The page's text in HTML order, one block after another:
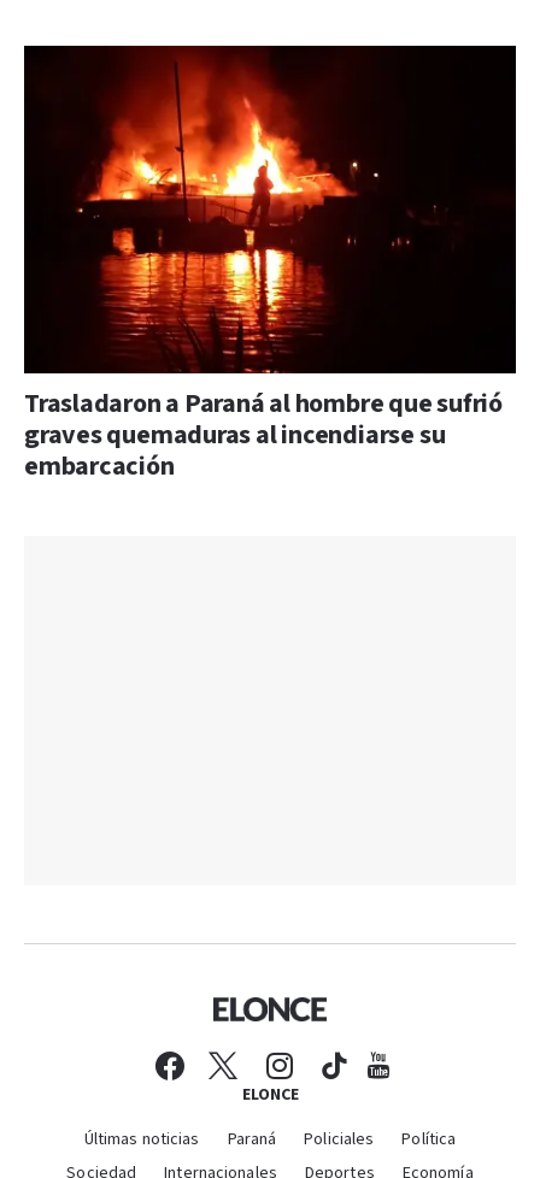
Trasladaron a Paraná al hombre que sufrió
graves quemaduras al incendiarse su
embarcación
ELONCE
Últimas noticias Paraná Policiales
Política
Sociedad
Internacionales Deportes Economía